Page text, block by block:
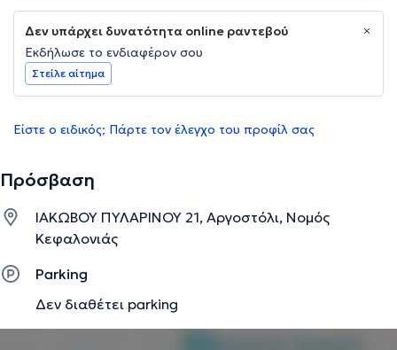
Δεν υπάρχει δυνατότητα online ραντεβού
Εκδήλωσε το ενδιαφέρον σου
Στείλε αίτημα
Είστε ο ειδικός; Πάρτε τον έλεγχο του προφίλ σας
Πρόσβαση
ΙΑΚΩΒΟΥ ΠΥΛΑΡΙΝΟΥ 21, Αργοστόλι, Νομός
Κεφαλονιάς
Parking
Δεν διαθέτει parking